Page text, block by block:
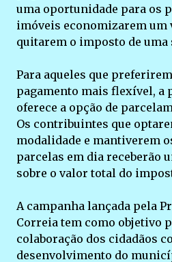
uma oportunidade para os
imóveis economizarem um
quitarem o imposto de uma
Para aqueles que
pagamento mais flexível, a
oferece a opção de
Os contribuintes que
modalidade e mantiverem
parcelas em dia receberão
sobre o valor total do
A campanha lançada pela
Correia tem como objetivo
colaboração dos cidadãos
desenvolvimento do